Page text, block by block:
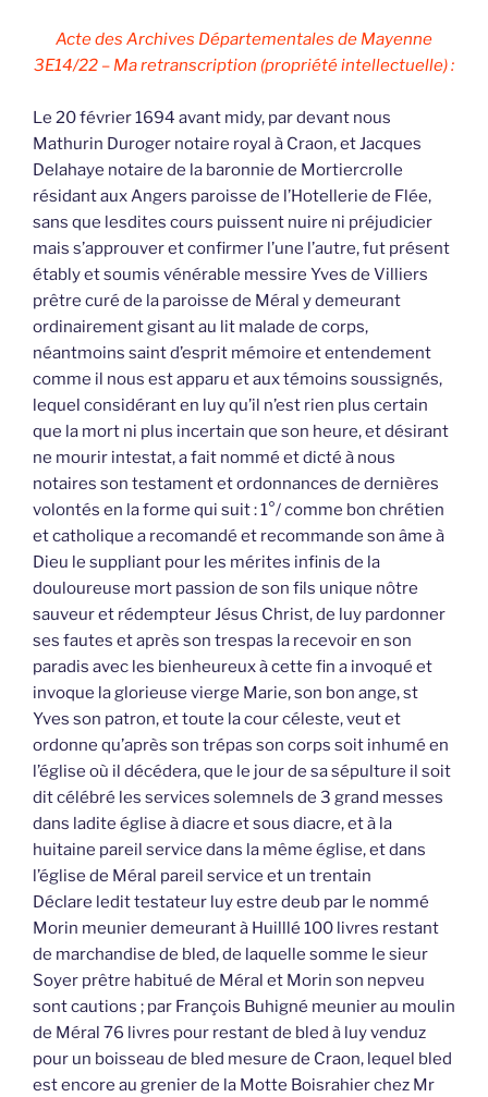
Acte des Archives Départementales de Mayenne
3E14/22 – Ma retranscription (propriété intellectuelle) :
Le 20 février 1694 avant midy, par devant nous
Mathurin Duroger notaire royal à Craon, et Jacques
Delahaye notaire de la baronnie de Mortiercrolle
résidant aux Angers paroisse de l’Hotellerie de Flée,
sans que lesdites cours puissent nuire ni préjudicier
mais s’approuver et confirmer l’une l’autre, fut présent
étably et soumis vénérable messire Yves de Villiers
prêtre curé de la paroisse de Méral y demeurant
ordinairement gisant au lit malade de corps,
néantmoins saint d’esprit mémoire et entendement
comme il nous est apparu et aux témoins soussignés,
lequel considérant en luy qu’il n’est rien plus certain
que la mort ni plus incertain que son heure, et désirant
ne mourir intestat, a fait nommé et dicté à nous
notaires son testament et ordonnances de dernières
volontés en la forme qui suit : 1°/ comme bon chrétien
et catholique a recomandé et recommande son âme à
Dieu le suppliant pour les mérites infinis de la
douloureuse mort passion de son fils unique nôtre
sauveur et rédempteur Jésus Christ, de luy pardonner
ses fautes et après son trespas la recevoir en son
paradis avec les bienheureux à cette fin a invoqué et
invoque la glorieuse vierge Marie, son bon ange, st
Yves son patron, et toute la cour céleste, veut et
ordonne qu’après son trépas son corps soit inhumé en
l’église où il décédera, que le jour de sa sépulture il soit
dit célébré les services solemnels de 3 grand messes
dans ladite église à diacre et sous diacre, et à la
huitaine pareil service dans la même église, et dans
l’église de Méral pareil service et un trentain
Déclare ledit testateur luy estre deub par le nommé
Morin meunier demeurant à Huilllé 100 livres restant
de marchandise de bled, de laquelle somme le sieur
Soyer prêtre habitué de Méral et Morin son nepveu
sont cautions ; par François Buhigné meunier au moulin
de Méral 76 livres pour restant de bled à luy venduz
pour un boisseau de bled mesure de Craon, lequel bled
est encore au grenier de la Motte Boisrahier chez Mr